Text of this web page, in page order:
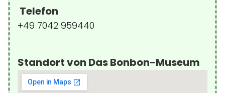
Telefon
+49 7042 959440
Standort von Das Bonbon-Museum